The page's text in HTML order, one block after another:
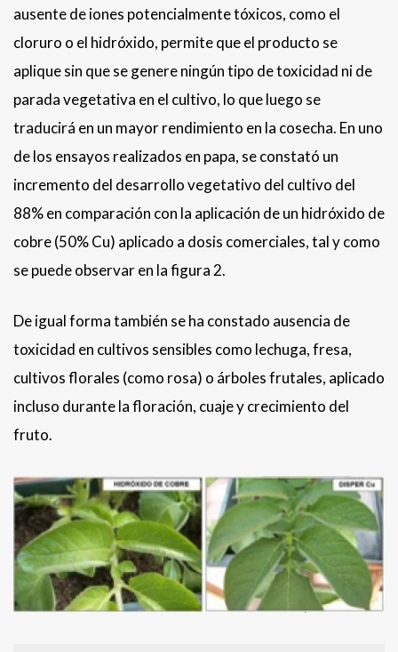
ausente de iones potencialmente tóxicos, como el
cloruro o el hidróxido, permite que el producto se
aplique sin que se genere ningún tipo de toxicidad ni de
parada vegetativa en el cultivo, lo que luego se
traducirá en un mayor rendimiento en la cosecha. En uno
de los ensayos realizados en papa, se constató un
incremento del desarrollo vegetativo del cultivo del
88% en comparación con la aplicación de un hidróxido de
cobre (50% Cu) aplicado a dosis comerciales, tal y como
se puede observar en la figura 2.
De igual forma también se ha constado ausencia de
toxicidad en cultivos sensibles como lechuga, fresa,
cultivos florales (como rosa) o árboles frutales, aplicado
incluso durante la floración, cuaje y crecimiento del
fruto.